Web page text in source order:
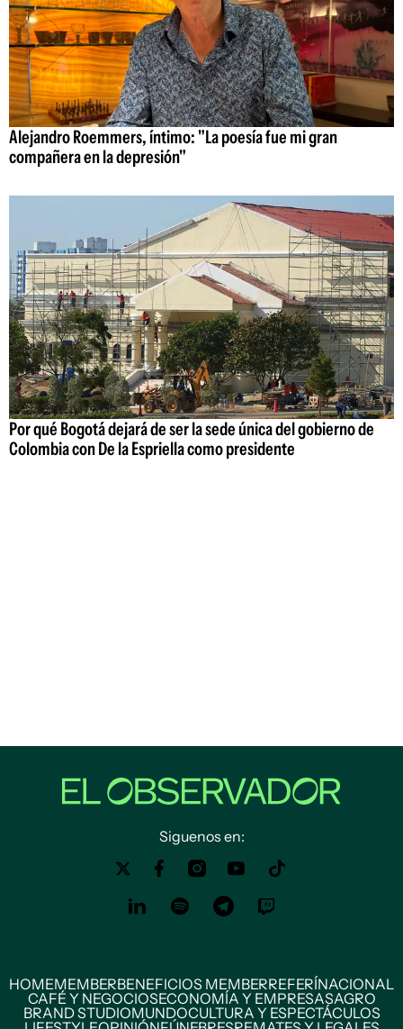
Alejandro Roemmers, íntimo: "La poesía fue mi gran
compañera en la depresión"
Por qué Bogotá dejará de ser la sede única del gobierno de
Colombia con De la Espriella como presidente
Siguenos en:
HOMEMEMBERBENEFICIOS MEMBERREFERÍNACIONAL
CAFÉ Y NEGOCIOSECONOMÍA Y EMPRESASAGRO
BRAND STUDIOMUNDOCULTURA Y ESPECTÁCULOS